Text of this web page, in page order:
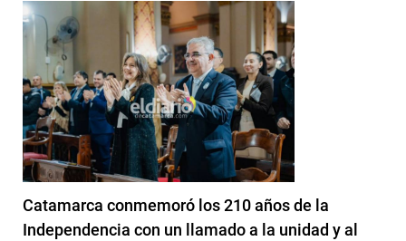
Catamarca conmemoró los 210 años de la
Independencia con un llamado a la unidad y al